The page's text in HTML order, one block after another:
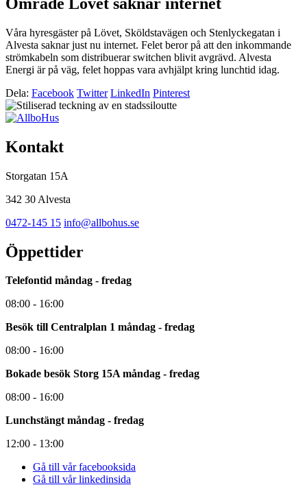
Våra hyresgäster på Lövet, Sköldstavägen och Stenlyckegatan i
Alvesta saknar just nu internet. Felet beror på att den inkommande
strömkabeln som distribuerar switchen blivit avgrävd. Alvesta
Energi är på väg, felet hoppas vara avhjälpt kring lunchtid idag.
Dela: Facebook Twitter LinkedIn Pinterest
Kontakt
Storgatan 15A
342 30 Alvesta
0472-145 15 info@allbohus.se
Öppettider
Telefontid måndag - fredag
08:00 - 16:00
Besök till Centralplan 1 måndag - fredag
08:00 - 16:00
Bokade besök Storg 15A måndag - fredag
08:00 - 16:00
Lunchstängt måndag - fredag
12:00 - 13:00
Gå till vår facebooksida
Gå till vår linkedinsida